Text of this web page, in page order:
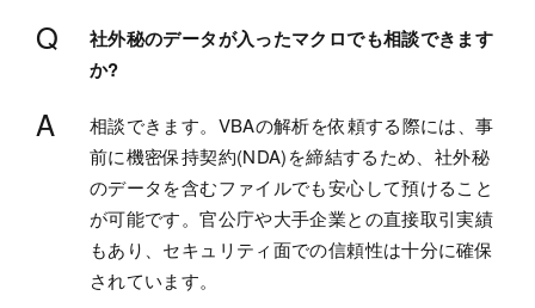
Q
社外秘のデータが入ったマクロでも相談できます
か?
A
相談できます。VBAの解析を依頼する際には、事
前に機密保持契約(NDA)を締結するため、社外秘
のデータを含むファイルでも安心して預けること
が可能です。官公庁や大手企業との直接取引実績
もあり、セキュリティ面での信頼性は十分に確保
されています。